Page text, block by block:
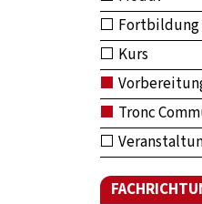
Fortbildung
Kurs
Tronc